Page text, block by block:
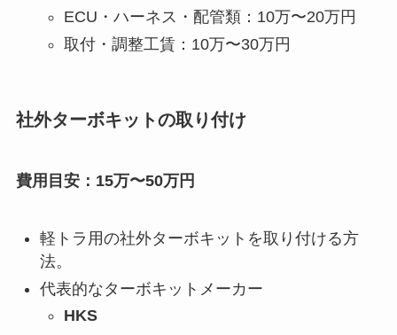
ECU・ハーネス・配管類：10万〜20万円
取付・調整工賃：10万〜30万円
社外ターボキットの取り付け
費用目安：15万〜50万円
軽トラ用の社外ターボキットを取り付ける方
法。
代表的なターボキットメーカー
HKS